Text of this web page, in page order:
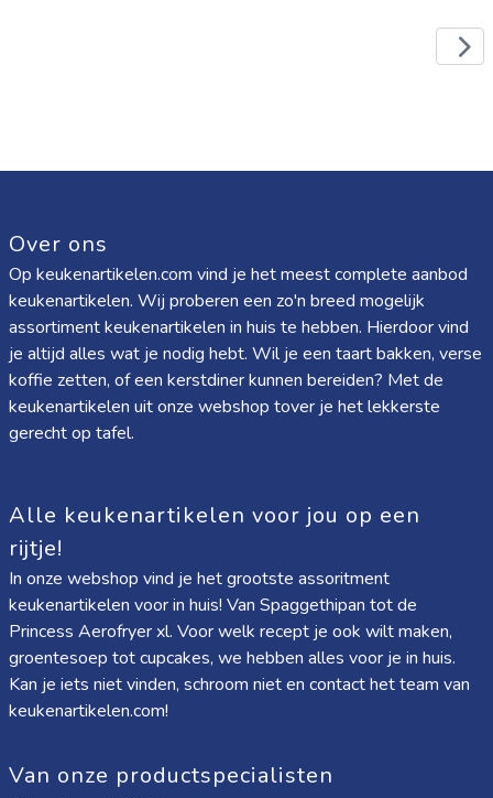
Over ons
Op keukenartikelen.com vind je het meest complete aanbod
keukenartikelen. Wij proberen een zo'n breed mogelijk
assortiment keukenartikelen in huis te hebben. Hierdoor vind
je altijd alles wat je nodig hebt. Wil je een taart bakken, verse
koffie zetten, of een kerstdiner kunnen bereiden? Met de
keukenartikelen uit onze webshop tover je het lekkerste
gerecht op tafel.
Alle keukenartikelen voor jou op een
rijtje!
In onze webshop vind je het grootste assoritment
keukenartikelen voor in huis! Van Spaggethipan tot de
Princess Aerofryer xl. Voor welk recept je ook wilt maken,
groentesoep tot cupcakes, we hebben alles voor je in huis.
Kan je iets niet vinden, schroom niet en contact het team van
keukenartikelen.com!
Van onze productspecialisten